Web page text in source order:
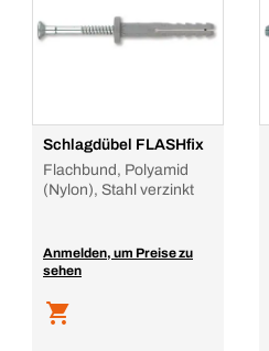
Schlagdübel FLASHfix
Flachbund, Polyamid
(Nylon), Stahl verzinkt
Anmelden, um Preise zu
sehen